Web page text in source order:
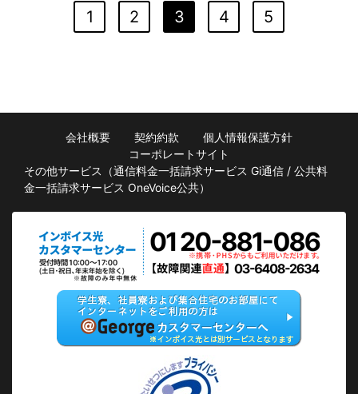
1 2 3 4 5
会社概要 契約約款
個人情報保護方針
コーポレートサイト
その他サービス（通信料金一括請求サービス Gi通信 / 公共料
金一括請求サービス OneVoice公共）